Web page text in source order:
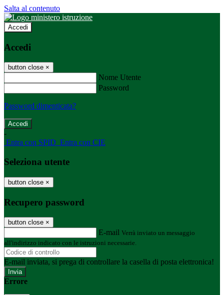
Salta al contenuto
Accedi
Accedi
button close ×
Nome Utente
Password
Password dimenticata?
-
Entra con SPID Entra con CIE
Seleziona utente
button close ×
Recupero password
button close ×
E-mail Verrà inviato un messaggio
all'indirizzo indicato con le istruzioni necessarie.
E-mail inviata, si prega di controllare la casella di posta elettronica!
Errore